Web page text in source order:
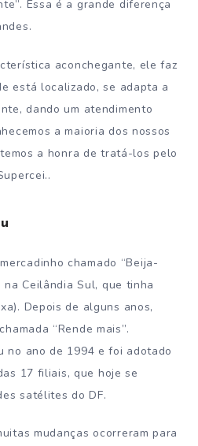
Essa é a grande diferença
aconchegante, ele faz
está localizado, se adapta a
dando um atendimento
a maioria dos nossos
a honra de tratá-los pelo
chamado “Beija-
Ceilândia Sul, que tinha
Depois de alguns anos,
“Rende mais”.
no ano de 1994 e foi adotado
17 filiais, que hoje se
satélites do DF.
mudanças ocorreram para